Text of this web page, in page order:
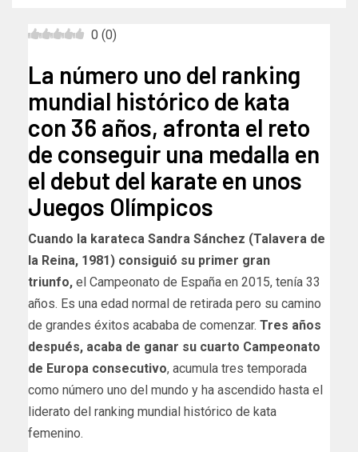
0 (0)
La número uno del ranking
mundial histórico de kata
con 36 años, afronta el reto
de conseguir una medalla en
el debut del karate en unos
Juegos Olímpicos
Cuando la karateca Sandra Sánchez (Talavera de
la Reina, 1981) consiguió su primer gran
triunfo, el Campeonato de España en 2015, tenía 33
años. Es una edad normal de retirada pero su camino
de grandes éxitos acababa de comenzar. Tres años
después, acaba de ganar su cuarto Campeonato
de Europa consecutivo, acumula tres temporada
como número uno del mundo y ha ascendido hasta el
liderato del ranking mundial histórico de kata
femenino.